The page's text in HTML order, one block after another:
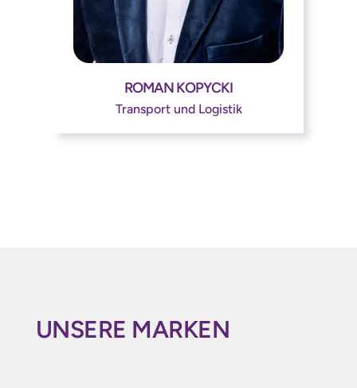
  
ROMAN KOPYCKI
Transport und Logistik
UNSERE MARKEN